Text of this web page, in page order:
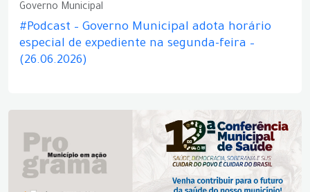
Governo Municipal
#Podcast – Governo Municipal adota horário
especial de expediente na segunda-feira –
(26.06.2026)